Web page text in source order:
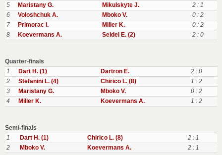
5
Maristany G. Mikulskyte J.
2 : 1
6
Voloshchuk A. Mboko V.
0 : 2
7
Primorac I. Miller K.
0 : 2
8
Koevermans A. Seidel E. (2) 2 : 0
Quarter-finals
1
Dart H. (1) Dartron E.
2 : 0
2
Stefanini L. (4) Chirico L. (8)
1 : 2
3
Maristany G. Mboko V.
0 : 2
4
Miller K. Koevermans A. 1 : 2
Semi-finals
1
Dart H. (1) Chirico L. (8)
2 : 1
2
Mboko V. Koevermans A. 2 : 1